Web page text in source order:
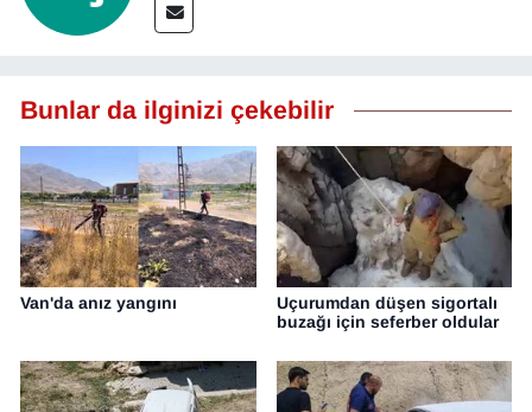
Bunlar da ilginizi çekebilir
Van'da anız yangını
Uçurumdan düşen sigortalı
buzağı için seferber oldular